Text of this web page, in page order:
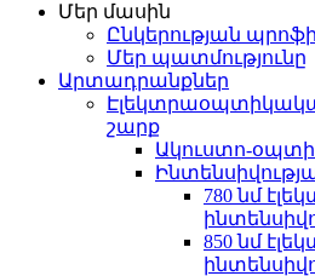
Մեր մասին
Ընկերության
Մեր պատմությունը
Արտադրանքներ
շարք
Ակուստո-
780 նմ
850 նմ